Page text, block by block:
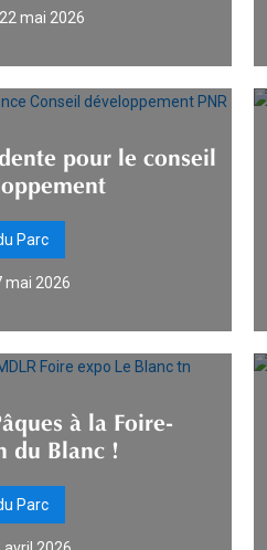
mai 2026
pour le conseil
Parc
mai 2026
à la Foire-
du Blanc !
Parc